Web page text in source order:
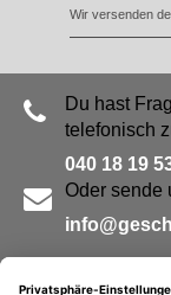
Wir versenden
Du hast
telefonisch
040 18 19
Oder sende